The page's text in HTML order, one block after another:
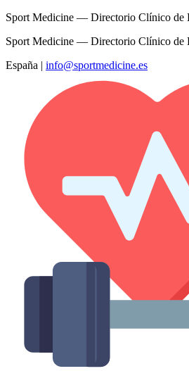
Sport Medicine — Directorio Clínico de
Sport Medicine — Directorio Clínico de
España | info@sportmedicine.es